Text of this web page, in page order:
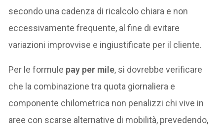
secondo una cadenza di ricalcolo chiara e non
eccessivamente frequente, al fine di evitare
variazioni improvvise e ingiustificate per il cliente.
Per le formule pay per mile, si dovrebbe verificare
che la combinazione tra quota giornaliera e
componente chilometrica non penalizzi chi vive in
aree con scarse alternative di mobilità, prevedendo,